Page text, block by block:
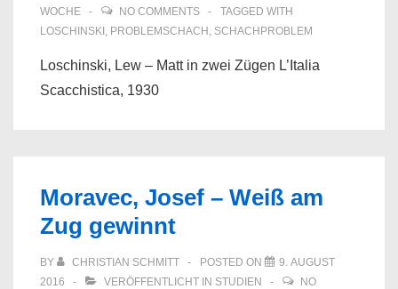
WOCHE
NO COMMENTS
TAGGED WITH
LOSCHINSKI , PROBLEMSCHACH , SCHACHPROBLEM
Loschinski, Lew – Matt in zwei Zügen L’Italia
Scacchistica, 1930
Moravec, Josef – Weiß am
Zug gewinnt
BY CHRISTIAN SCHMITT POSTED ON
9. AUGUST
2016
VERÖFFENTLICHT IN STUDIEN
NO